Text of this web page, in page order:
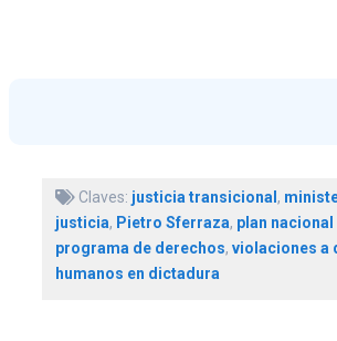
Claves: justicia transicional ,
justicia, Pietro Sferraza, plan
programa de derechos, violaciones a
humanos en dictadura